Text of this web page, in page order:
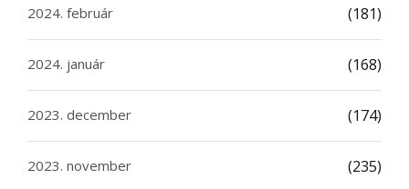
2024. február (181)
2024. január (168)
2023. december (174)
2023. november (235)